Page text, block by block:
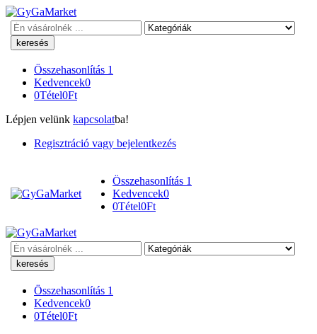
Keresés
Összehasonlítás 1
Kedvencek0
0Tétel0Ft
Lépjen velünk kapcsolatba!
Regisztráció vagy bejelentkezés
Összehasonlítás 1
Kedvencek0
0Tétel0Ft
Keresés
Összehasonlítás 1
Kedvencek0
0Tétel0Ft